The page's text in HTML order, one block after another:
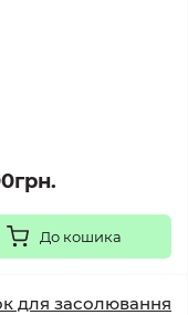
До кошика
для засолювання